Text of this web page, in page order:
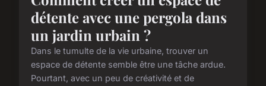
détente avec une pergola dans
un jardin urbain ?
Dans le tumulte de la vie urbaine, trouver un
espace de détente semble être une tâche ardue.
Pourtant, avec un peu de créativité et de